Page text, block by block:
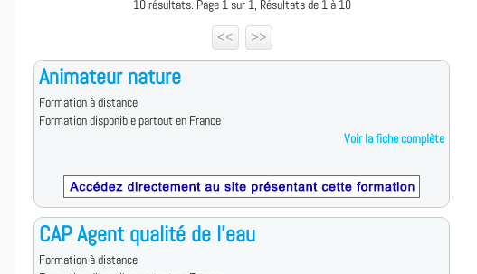
10 résultats. Page 1 sur 1, Résultats de 1 à 10
<<
>>
Animateur nature
Formation à distance
Formation disponible partout en France
Voir la fiche complète
CAP Agent qualité de l'eau
Formation à distance